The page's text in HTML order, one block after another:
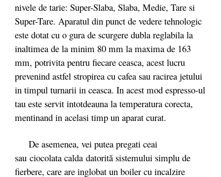
nivele de tarie: Super-Slaba, Slaba, Medie, Tare si
Super-Tare. Aparatul din punct de vedere tehnologic
este dotat cu o gura de scurgere dubla reglabila la
inaltimea de la minim 80 mm la maxima de 163
mm, potrivita pentru fiecare ceasca, acest lucru
prevenind astfel stropirea cu cafea sau racirea jetului
in timpul turnarii in ceasca. In acest mod espresso-ul
tau este servit intotdeauna la temperatura corecta,
mentinand in acelasi timp un aparat curat.
De asemenea, vei putea pregati ceai
sau ciocolata calda datorită sistemului simplu de
fierbere, care are inglobat un boiler cu incalzire